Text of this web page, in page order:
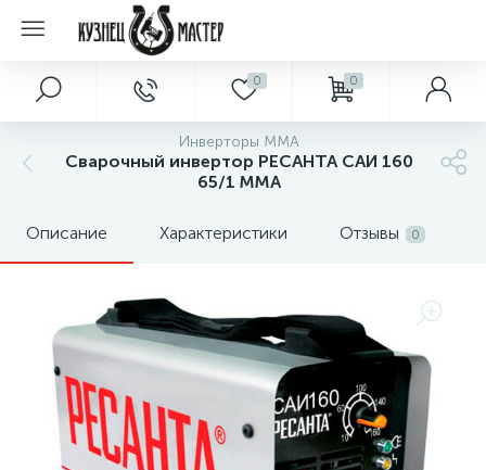
0 0
Инверторы MMA
Сварочный инвертор РЕСАНТА САИ 160
65/1 MMA
Описание Характеристики Отзывы 0